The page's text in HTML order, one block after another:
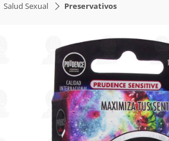
Salud Sexual Preservativos